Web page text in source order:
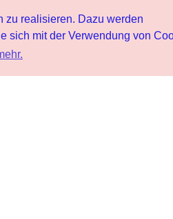
zu realisieren. Dazu werden
sich mit der Verwendung von